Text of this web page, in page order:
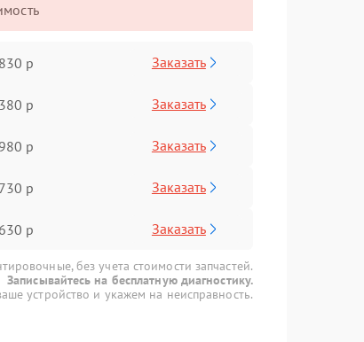
р Заказать
р Заказать
р Заказать
р Заказать
р Заказать
без учета стоимости запчастей.
Записывайтесь на бесплатную диагностику.
устройство и укажем на неисправность.